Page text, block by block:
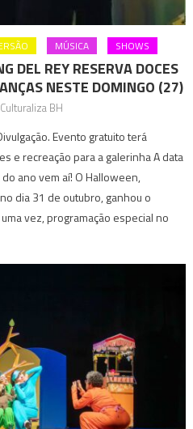
MÚSICA SHOWS
DEL REY RESERVA DOCES
NESTE DOMINGO (27)
BH
Evento gratuito terá
e recreação para a galerinha A data
ano vem aí! O Halloween,
dia 31 de outubro, ganhou o
vez, programação especial no